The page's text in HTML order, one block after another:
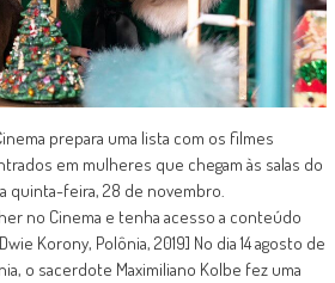
prepara uma lista com os filmes
em mulheres que chegam às salas do
quinta-feira, 28 de novembro.
no Cinema e tenha acesso a conteúdo
Korony, Polônia, 2019] No dia 14 agosto de
o sacerdote Maximiliano Kolbe fez uma